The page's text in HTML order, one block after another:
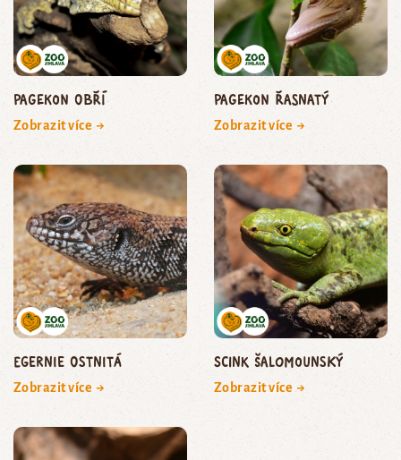
pagekon obří
Zobrazit více →
pagekon řasnatý
Zobrazit více →
egernie ostnitá
Zobrazit více →
scink šalomounský
Zobrazit více →